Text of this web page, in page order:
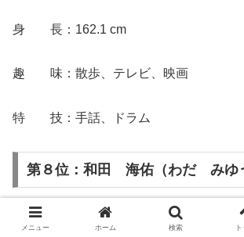
身 長：162.1 cm
趣 味：散歩、テレビ、映画
特 技：手話、ドラム
第８位：和田 海佑（わだ みゆ
メニュー ホーム 検索